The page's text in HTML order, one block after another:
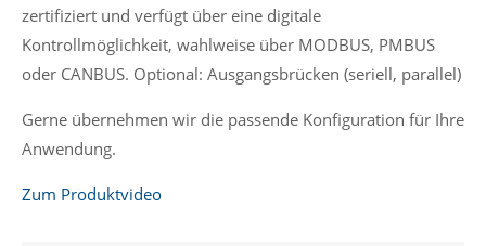
zertifiziert und verfügt über eine digitale
Kontrollmöglichkeit, wahlweise über MODBUS, PMBUS
oder CANBUS. Optional: Ausgangsbrücken (seriell, parallel)
Gerne übernehmen wir die passende Konfiguration für Ihre
Anwendung.
Zum Produktvideo